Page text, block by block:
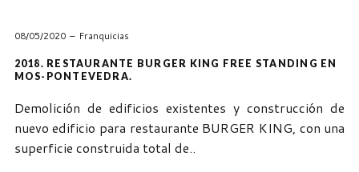
08/05/2020 Franquicias
2018. RESTAURANTE BURGER KING FREE STANDING EN
MOS-PONTEVEDRA.
Demolición de edificios existentes y construcción de
nuevo edificio para restaurante BURGER KING, con una
superficie construida total de..